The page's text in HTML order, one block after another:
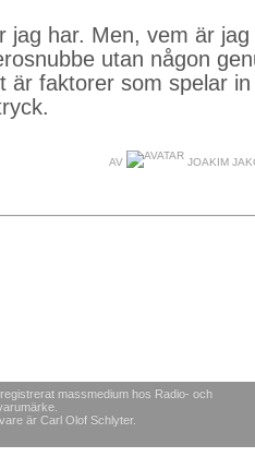
jag har. Men, vem är
utan någon
är faktorer som spelar
AV JOAKIM
massmedium hos Radio- och
är Carl Olof Schlyter.